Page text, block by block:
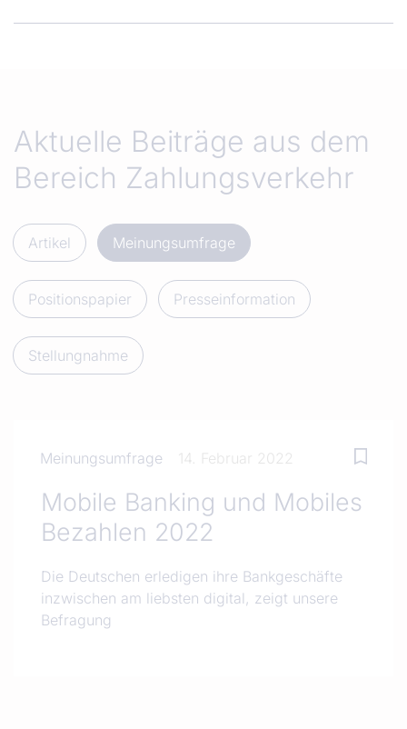
Aktuelle Beiträge aus dem
Bereich Zahlungsverkehr
Artikel Meinungsumfrage
Positionspapier Presseinformation
Stellungnahme
Meinungsumfrage 14. Februar 2022
Mobile Banking und Mobiles
Bezahlen 2022
Die Deutschen erledigen ihre Bankgeschäfte
inzwischen am liebsten digital, zeigt unsere
Befragung